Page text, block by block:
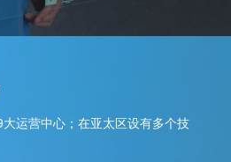
运营中心；在亚太区设有多个技